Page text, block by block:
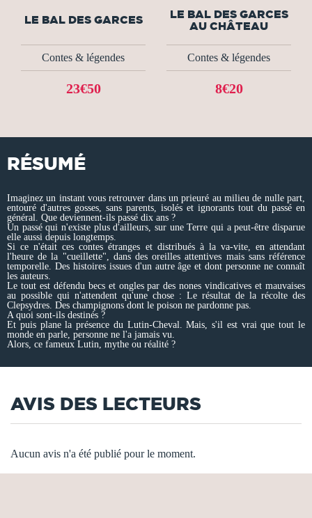
LE BAL DES GARCES
Contes & légendes
23€50
LE BAL DES GARCES
AU CHÂTEAU
Contes & légendes
8€20
RÉSUMÉ
Imaginez un instant vous retrouver dans un prieuré au milieu de nulle part,
entouré d'autres gosses, sans parents, isolés et ignorants tout du passé en
général. Que deviennent-ils passé dix ans ?
Un passé qui n'existe plus d'ailleurs, sur une Terre qui a peut-être disparue
elle aussi depuis longtemps.
Si ce n'était ces contes étranges et distribués à la va-vite, en attendant
l'heure de la "cueillette", dans des oreilles attentives mais sans référence
temporelle. Des histoires issues d'un autre âge et dont personne ne connaît
les auteurs.
Le tout est défendu becs et ongles par des nones vindicatives et mauvaises
au possible qui n'attendent qu'une chose : Le résultat de la récolte des
Clepsydres. Des champignons dont le poison ne pardonne pas.
A quoi sont-ils destinés ?
Et puis plane la présence du Lutin-Cheval. Mais, s'il est vrai que tout le
monde en parle, personne ne l'a jamais vu.
Alors, ce fameux Lutin, mythe ou réalité ?
AVIS DES LECTEURS
Aucun avis n'a été publié pour le moment.